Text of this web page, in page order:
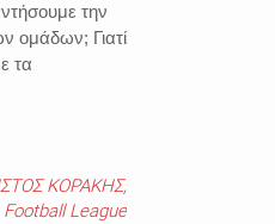
την
ομάδων; Γιατί
τα
ΚΟΡΑΚΗΣ,
Football League